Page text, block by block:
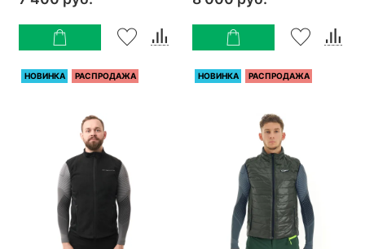
НОВИНКА РАСПРОДАЖА НОВИНКА РАСПРОДАЖА